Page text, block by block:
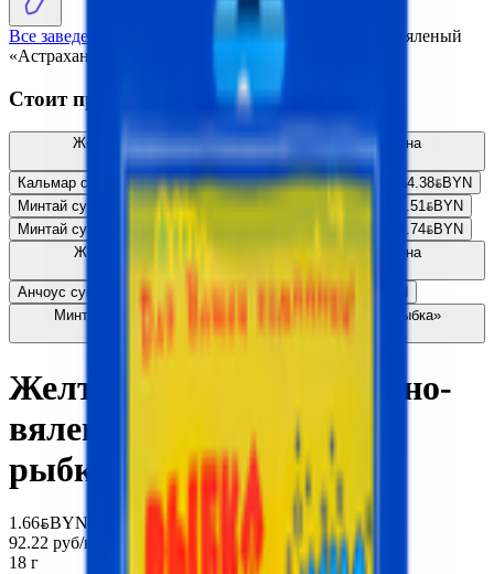
Все заведения
Желтый полосатик сущено-вяленый
«Астраханкина рыбка»
Стоит присмотреться
Желтый полосатик сущено-вяленый «Астраханкина
рыбка»5.70BYNBYN
Кальмар сушено-вяленый «Астраханкина рыбка» стружка4.38BYNBYN
Минтай сушено-вяленый «Астраханкина рыбка» палочки
1.51BYNBYN
Минтай сушено-вяленый «Астраханкина рыбка» палочки
4.74BYNBYN
Желтый полосатик сушено-вяленый «Астраханкина
рыбка»
Анчоус сушено-вяленый «Астраханкина рыбка»2.28
Минтай сушено-вяленый с перцем «Астраханкина рыбка»
таранка2.94 BYNBYN
Желтый полосатик сущено-
вяленый «Астраханкина
рыбка»
1.66BYNBYN
92.22 руб/кг
18 г